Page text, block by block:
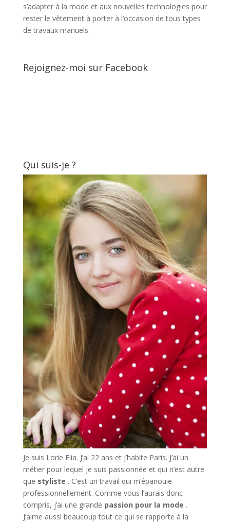
s’adapter à la mode et aux nouvelles technologies pour
rester le vêtement à porter à l’occasion de tous types
de travaux manuels.
Rejoignez-moi sur Facebook
Qui suis-je ?
Je suis Lorie Elia. J’ai 22 ans et j’habite Paris. J’ai un
métier pour lequel je suis passionnée et qui n’est autre
que styliste . C’est un travail qui m’épanouie
professionnellement. Comme vous l’aurais donc
compris, j’ai une grande passion pour la mode .
J’aime aussi beaucoup tout ce qui se rapporte à la